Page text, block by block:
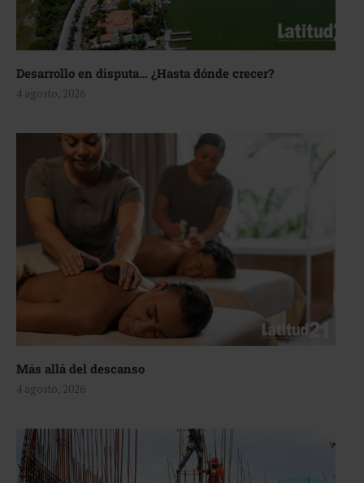
Desarrollo en disputa… ¿Hasta dónde crecer?
4 agosto, 2026
Más allá del descanso
4 agosto, 2026